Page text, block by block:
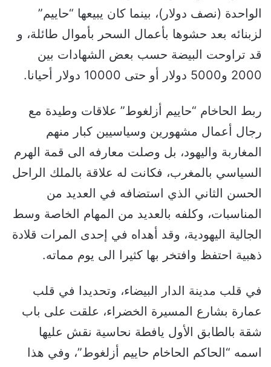
الواحدة (نصف دولار)، بينما كان يبيعها “حاييم”
لزبنائه بعد حشوها بأعمال السحر بأموال طائلة، و
قد تراوحت البيضة حسب بعض الشهادات بين
2000 و5000 دولار أو حتى 10000 دولار أحيانا.
ربط الحاخام “حاييم أزلغوط” علاقات وطيدة مع
رجال أعمال مشهورين وسياسيين كبار منهم
المغاربة واليهود، بل وصلت معارفه الى قمة الهرم
السياسي بالمغرب، فكانت له علاقة بالملك الراحل
الحسن الثاني الذي استضافه في العديد من
المناسبات، وكلفه بالعديد من المهام الخاصة وسط
الجالية اليهودية، وقد أهداه في إحدى المرات قلادة
ذهبية احتفظ وافتخر بها كثيرا الى يوم مماته.
في قلب مدينة الدار البيضاء، وتحديدا في قلب
عمارة بشارع المسيرة الخضراء، علقت على باب
شقة بالطابق الأول يافطة نحاسية نقش عليها
اسمه “الحاكم الحاخام حاييم أزلغوط”، وفي هذا